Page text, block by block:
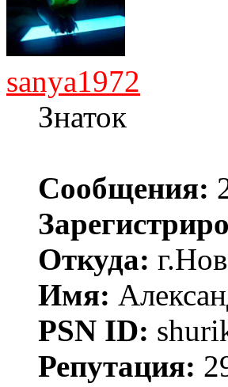
sanya1972
Знаток
Сообщения:
Откуда:
Имя:
PSN ID:
Репутация: